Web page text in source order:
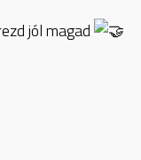
jól magad